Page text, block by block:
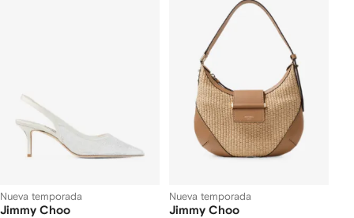
Nueva temporada
Jimmy Choo
Nueva temporada
Jimmy Choo